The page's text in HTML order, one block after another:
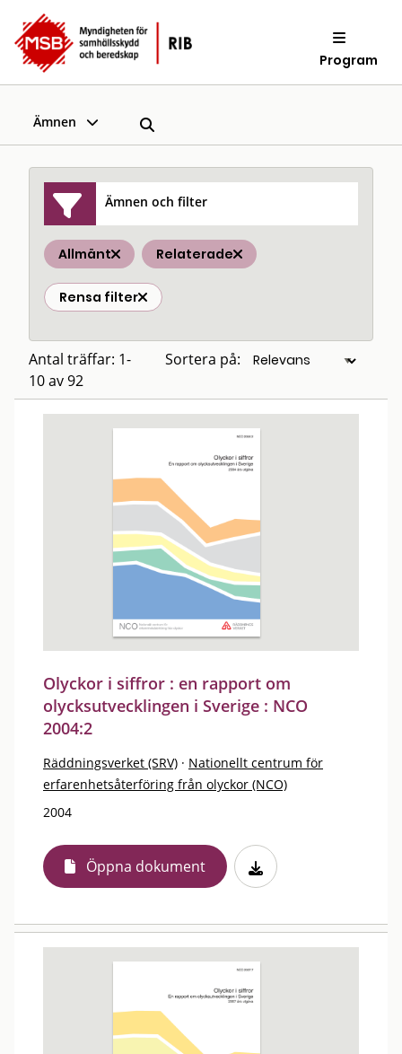
Program
Ämnen
Ämnen och filter
Allmänt Relaterade
Rensa filter
Antal träffar: 1-
10 av 92
Sortera på:
Olyckor i siffror : en rapport om
olycksutvecklingen i Sverige : NCO
2004:2
Räddningsverket (SRV) · Nationellt centrum för
erfarenhetsåterföring från olyckor (NCO)
2004
Öppna dokument